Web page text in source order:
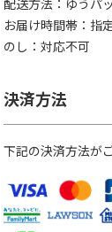
R…
1,485円
(送料別・税込)
配送方法
ゆうパ
お届け時間帯
指
のし
対応不可
決済方法
下記の決済方法が